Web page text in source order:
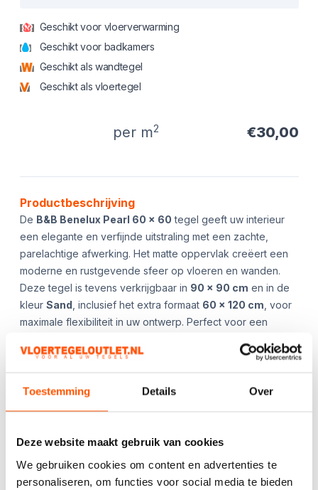
Toestemming Details Over
Deze website maakt gebruik van cookies
We gebruiken cookies om content en advertenties te
personaliseren, om functies voor social media te bieden
Geschikt voor vloerverwarming
Geschikt voor badkamers
Geschikt als wandtegel
Geschikt als vloertegel
per m2 €30,00
Product informatie
Productbeschrijving
De B&B Benelux Pearl 60 x 60 tegel geeft uw interieur
een elegante en verfijnde uitstraling met een zachte,
parelachtige afwerking. Het matte oppervlak creëert een
moderne en rustgevende sfeer op vloeren en wanden.
Deze tegel is tevens verkrijgbaar in 90 x 90 cm en in de
kleur Sand , inclusief het extra formaat 60 x 120 cm , voor
maximale flexibiliteit in uw ontwerp. Perfect voor een
commerciële ruimtes.
aanvullende afbeeldingen!**
Kies het aantal:
berekentool: